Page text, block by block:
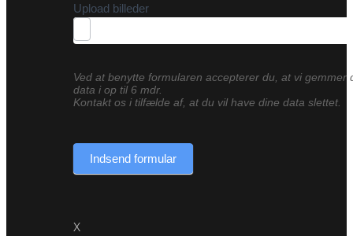
Upload billeder
Ved at benytte formularen accepterer du, at vi gemmer
data i op til 6 mdr.
Kontakt os i tilfælde af, at du vil have dine data slettet.
Indsend formular
X